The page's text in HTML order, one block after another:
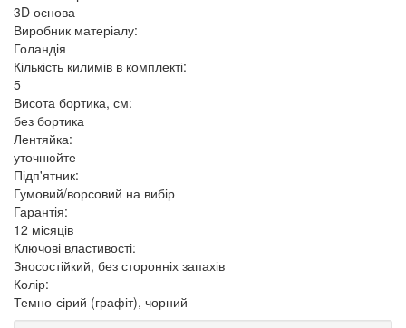
3D основа
Виробник матеріалу:
Голандія
Кількість килимів в комплекті:
5
Висота бортика, см:
без бортика
Лентяйка:
уточнюйте
Підп'ятник:
Гумовий/ворсовий на вибір
Гарантія:
12 місяців
Ключові властивості:
Зносостійкий, без сторонніх запахів
Колір:
Темно-сірий (графіт), чорний